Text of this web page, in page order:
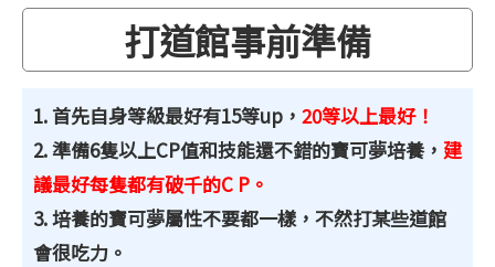
打道館事前準備
1. 首先自身等級最好有15等up， 20等以上最好！
2. 準備6隻以上CP值和技能還不錯的寶可夢培養， 建
議最好每隻都有破千的C P。
3. 培養的寶可夢屬性不要都一樣，不然打某些道館
會很吃力。